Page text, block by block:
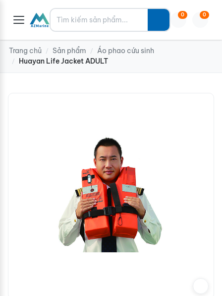
Tìm kiếm 0 0
Trang chủ / Sản phẩm / Áo phao cứu sinh
/ Huayan Life Jacket ADULT